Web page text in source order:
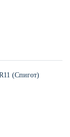
(Спигот)